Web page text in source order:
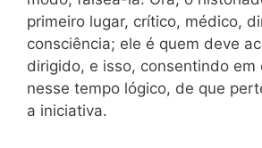
primeiro lugar, crítico, médico,
consciência; ele é quem deve
dirigido, e isso, consentindo em
nesse tempo lógico, de que
a iniciativa.